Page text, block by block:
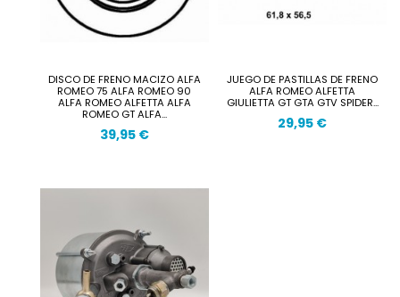
DISCO DE FRENO MACIZO ALFA
ROMEO 75 ALFA ROMEO 90
ALFA ROMEO ALFETTA ALFA
ROMEO GT ALFA...
39,95 €
JUEGO DE PASTILLAS DE FRENO
ALFA ROMEO ALFETTA
GIULIETTA GT GTA GTV SPIDER...
29,95 €